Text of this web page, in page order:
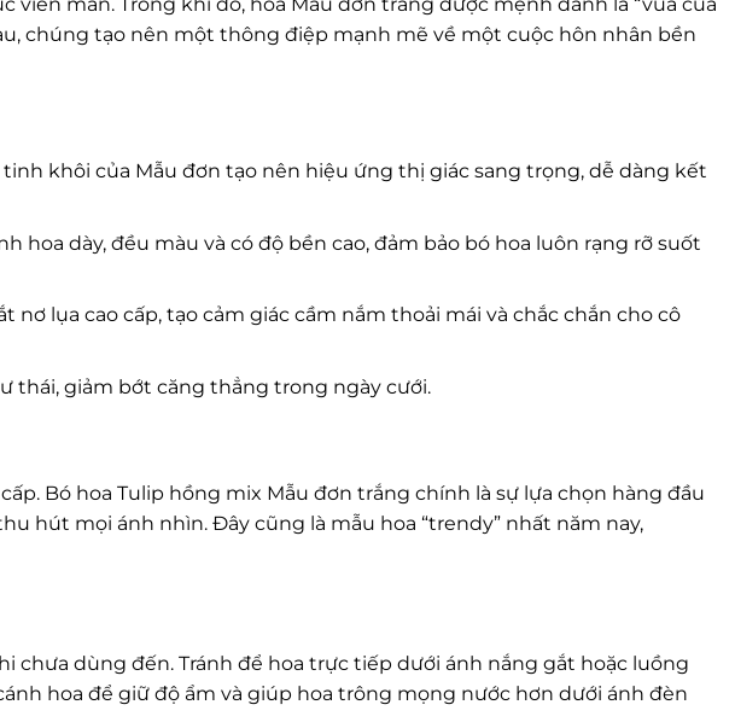
mãn. Trong khi đó, hoa Mẫu đơn trắng được mệnh danh là “vua của
chúng tạo nên một thông điệp mạnh mẽ về một cuộc hôn nhân bền
khôi của Mẫu đơn tạo nên hiệu ứng thị giác sang trọng, dễ dàng kết
dày, đều màu và có độ bền cao, đảm bảo bó hoa luôn rạng rỡ suốt
lụa cao cấp, tạo cảm giác cầm nắm thoải mái và chắc chắn cho cô
giảm bớt căng thẳng trong ngày cưới.
Bó hoa Tulip hồng mix Mẫu đơn trắng chính là sự lựa chọn hàng đầu
hút mọi ánh nhìn. Đây cũng là mẫu hoa “trendy” nhất năm nay,
dùng đến. Tránh để hoa trực tiếp dưới ánh nắng gắt hoặc luồng
hoa để giữ độ ẩm và giúp hoa trông mọng nước hơn dưới ánh đèn